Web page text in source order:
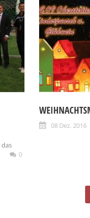
das
0
08 Dez. 2016